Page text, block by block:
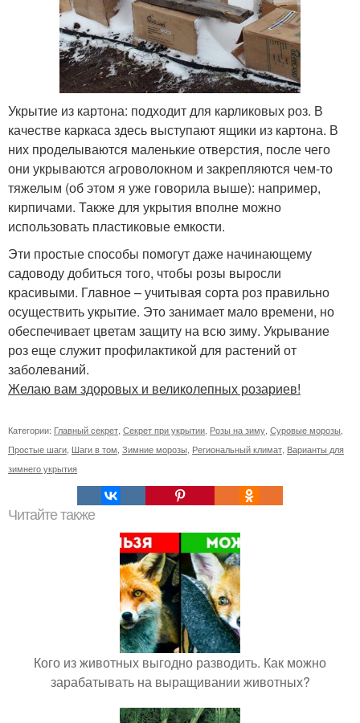
Укрытие из картона: подходит для карликовых роз. В
качестве каркаса здесь выступают ящики из картона. В
них проделываются маленькие отверстия, после чего
они укрываются агроволокном и закрепляются чем-то
тяжелым (об этом я уже говорила выше): например,
кирпичами. Также для укрытия вполне можно
использовать пластиковые емкости.
Эти простые способы помогут даже начинающему
садоводу добиться того, чтобы розы выросли
красивыми. Главное – учитывая сорта роз правильно
осуществить укрытие. Это занимает мало времени, но
обеспечивает цветам защиту на всю зиму. Укрывание
роз еще служит профилактикой для растений от
заболеваний.
Желаю вам здоровых и великолепных розариев!
Категории: Главный секрет Секрет при укрытии Розы на зиму Суровые морозы
Простые шаги Шаги в том Зимние морозы Региональный климат Варианты для
зимнего укрытия
Читайте также
Кого из животных выгодно разводить. Как можно
зарабатывать на выращивании животных?